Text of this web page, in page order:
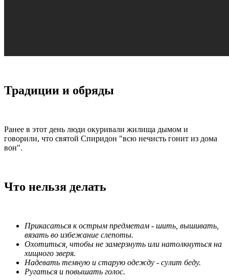
Традиции и обряды
Ранее в этот день люди окуривали жилища дымом и
говорили, что святой Спиридон "всю нечисть гонит из дома
вон".
Что нельзя делать
Прикасаться к острым предметам - шить, вышивать,
вязать во избежание слепоты.
Охотиться, чтобы не замерзнуть или натолкнуться на
хищного зверя.
Надевать темную и старую одежду - сулит беду.
Ругаться и повышать голос.